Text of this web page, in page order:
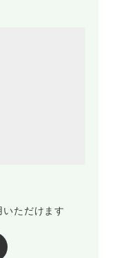
ただけます